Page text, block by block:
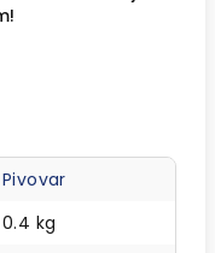
Pivovar
0.4 kg